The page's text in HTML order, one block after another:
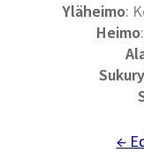
Yläheimo:
Heimo
←